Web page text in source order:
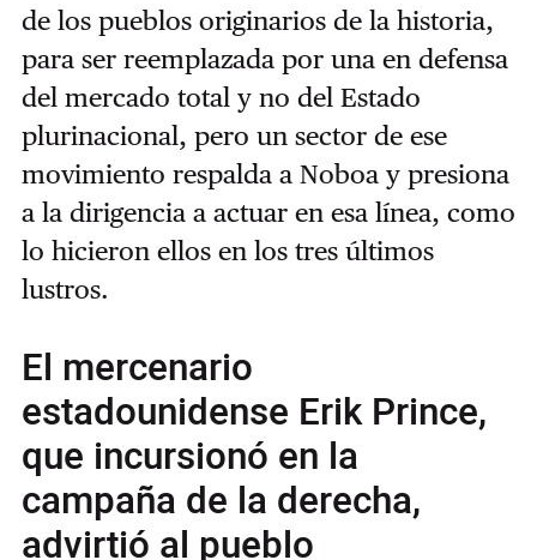
de los pueblos originarios de la historia,
para ser reemplazada por una en defensa
del mercado total y no del Estado
plurinacional, pero un sector de ese
movimiento respalda a Noboa y presiona
a la dirigencia a actuar en esa línea, como
lo hicieron ellos en los tres últimos
lustros.
El mercenario
estadounidense Erik Prince,
que incursionó en la
campaña de la derecha,
advirtió al pueblo